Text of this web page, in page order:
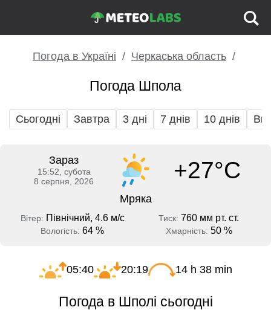
Погода в Україні Черкаська область
Погода Шпола
Сьогодні Завтра 3 дні 7 днів 10 днів
Зараз
15:52, субота
8 серпня, 2026
+27°C
Мряка
Вітер: Північний, 4.6 м/с Тиск: 760 мм рт. ст.
Вологість: 64 % Хмарність: 50 %
05:40 20:19 14 h 38 min
Погода в Шполі сьогодні